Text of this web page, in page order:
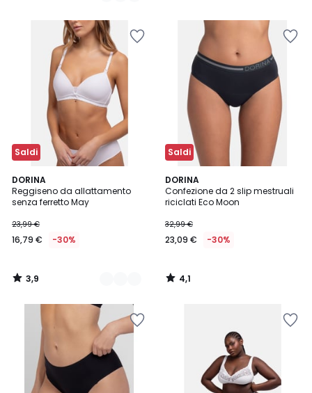
Saldi
DORINA
Reggiseno da allattamento
senza ferretto May
23,99 €
16,79 € -30%
3,9
/ 5
2
Colori
3,9
/
Saldi
DORINA
Confezione da 2 slip mestruali
riciclati Eco Moon
32,99 €
23,09 € -30%
4,1
/ 5
4,1
/